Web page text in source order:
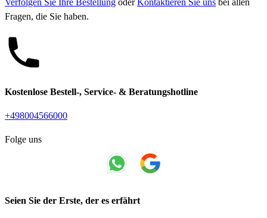
Fragen, die Sie haben.
Kostenlose Bestell-, Service- & Beratungshotline
+498004566000
Folge uns
Seien Sie der Erste, der es erfährt